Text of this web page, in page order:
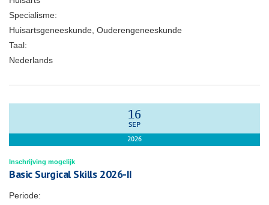
Specialisme:
Huisartsgeneeskunde, Ouderengeneeskunde
Taal:
Nederlands
16
SEP
2026
Inschrijving mogelijk
Basic Surgical Skills 2026-II
Periode: